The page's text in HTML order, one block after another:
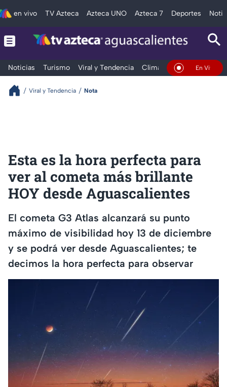
en vivo TV Azteca Azteca UNO Azteca 7 Deportes
Noticias Turismo Viral y Tendencia Clima DeportesEn Vivo
Viral y Tendencia Nota
Esta es la hora perfecta para
ver al cometa más brillante
HOY desde Aguascalientes
El cometa G3 Atlas alcanzará su punto
máximo de visibilidad hoy 13 de diciembre
y se podrá ver desde Aguascalientes; te
decimos la hora perfecta para observar